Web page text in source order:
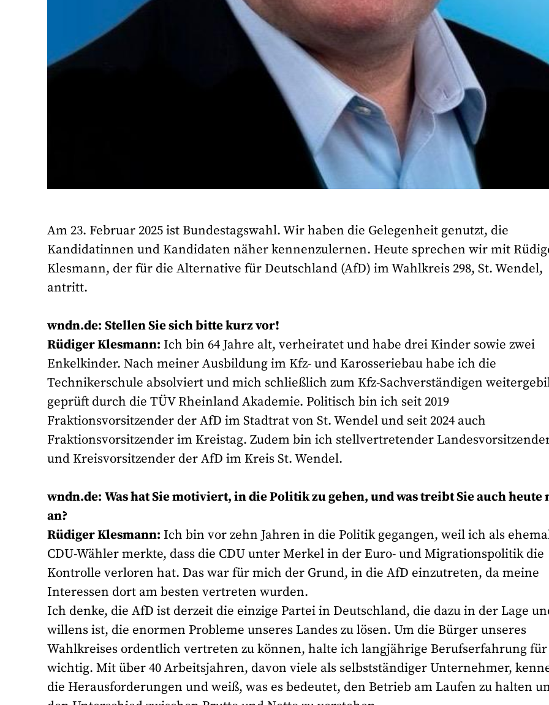
Am 23. Februar 2025 ist Bundestagswahl. Wir haben die Gelegenheit genutzt, die
Kandidatinnen und Kandidaten näher kennenzulernen. Heute sprechen wir mit
Klesmann, der für die Alternative für Deutschland (AfD) im Wahlkreis 298, St. Wendel,
antritt.
wndn.de: Stellen Sie sich bitte kurz vor!
Rüdiger Klesmann: Ich bin 64 Jahre alt, verheiratet und habe drei Kinder sowie zwei
Enkelkinder. Nach meiner Ausbildung im Kfz- und Karosseriebau habe ich die
Technikerschule absolviert und mich schließlich zum Kfz-Sachverständigen
geprüft durch die TÜV Rheinland Akademie. Politisch bin ich seit 2019
Fraktionsvorsitzender der AfD im Stadtrat von St. Wendel und seit 2024 auch
Fraktionsvorsitzender im Kreistag. Zudem bin ich stellvertretender
und Kreisvorsitzender der AfD im Kreis St. Wendel.
wndn.de: Was hat Sie motiviert, in die Politik zu gehen, und was treibt Sie auch heute
an?
Rüdiger Klesmann: Ich bin vor zehn Jahren in die Politik gegangen, weil ich als
CDU-Wähler merkte, dass die CDU unter Merkel in der Euro- und Migrationspolitik die
Kontrolle verloren hat. Das war für mich der Grund, in die AfD einzutreten, da meine
Interessen dort am besten vertreten wurden.
Ich denke, die AfD ist derzeit die einzige Partei in Deutschland, die dazu in der Lage
willens ist, die enormen Probleme unseres Landes zu lösen. Um die Bürger unseres
Wahlkreises ordentlich vertreten zu können, halte ich langjährige Berufserfahrung für
wichtig. Mit über 40 Arbeitsjahren, davon viele als selbstständiger Unternehmer,
die Herausforderungen und weiß, was es bedeutet, den Betrieb am Laufen zu halten